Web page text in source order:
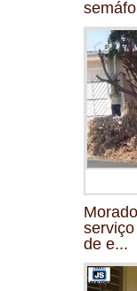
de e...